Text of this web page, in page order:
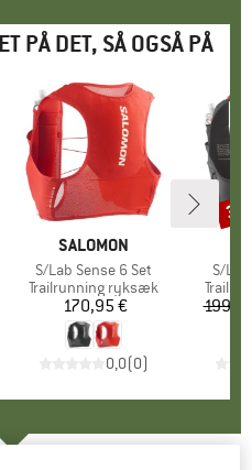
PÅ DET, SÅ OGSÅ PÅ
MÆRKE
SALOMON
Artikel
S/Lab Sense 6 Set
Produktgruppe
Trailrunning ryksæk
Pris
170,95 €
0,0(0)
Artikel
S/